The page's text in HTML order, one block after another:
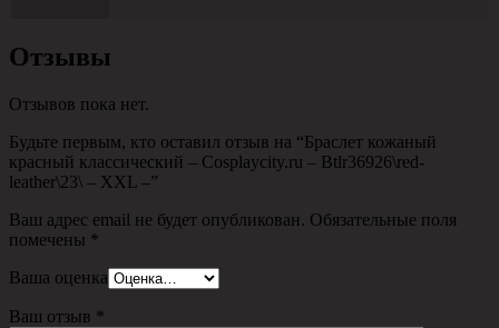
Отзывы
Отзывов пока нет.
Будьте первым, кто оставил отзыв на “Браслет кожаный
красный классический – Cosplaycity.ru – Btlr36926\red-
leather\23\ – XXL –”
Ваш адрес email не будет опубликован. Обязательные поля
помечены *
Ваша оценка
Ваш отзыв *